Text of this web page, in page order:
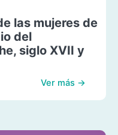
las mujeres de
del
siglo XVII y
Ver más →